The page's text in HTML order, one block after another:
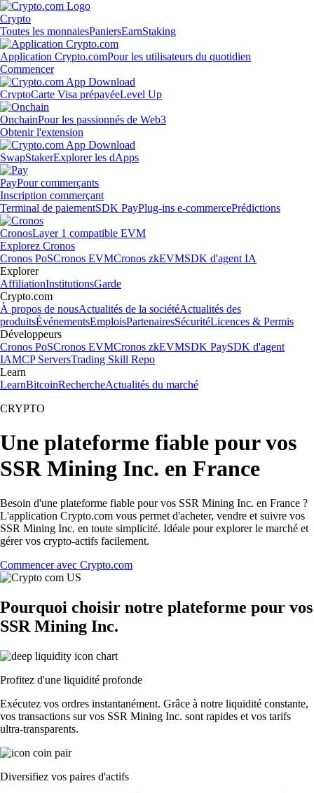
Crypto
Toutes les monnaiesPaniersEarnStaking
Application Crypto.comPour les utilisateurs du quotidien
Commencer
CryptoCarte Visa prépayéeLevel Up
OnchainPour les passionnés de Web3
Obtenir l'extension
SwapStakerExplorer les dApps
PayPour commerçants
Inscription commerçant
Terminal de paiementSDK PayPlug-ins e-commercePrédictions
CronosLayer 1 compatible EVM
Explorez Cronos
Cronos PoSCronos EVMCronos zkEVMSDK d'agent IA
Explorer
AffiliationInstitutionsGarde
Crypto.com
À propos de nousActualités de la sociétéActualités des
produitsÉvénementsEmploisPartenairesSécuritéLicences & Permis
Développeurs
Cronos PoSCronos EVMCronos zkEVMSDK PaySDK d'agent
IAMCP ServersTrading Skill Repo
Learn
LearnBitcoinRechercheActualités du marché
CRYPTO
Une plateforme fiable pour vos
SSR Mining Inc. en France
Besoin d'une plateforme fiable pour vos SSR Mining Inc. en France ?
L'application Crypto.com vous permet d'acheter, vendre et suivre vos
SSR Mining Inc. en toute simplicité. Idéale pour explorer le marché et
gérer vos crypto-actifs facilement.
Commencer avec Crypto.com
Pourquoi choisir notre plateforme pour vos
SSR Mining Inc.
Profitez d'une liquidité profonde
Exécutez vos ordres instantanément. Grâce à notre liquidité constante,
vos transactions sur vos SSR Mining Inc. sont rapides et vos tarifs
ultra-transparents.
Diversifiez vos paires d'actifs